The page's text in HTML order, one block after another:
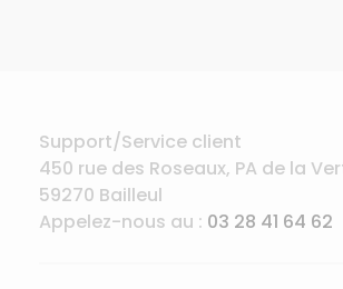
Support/Service client
450 rue des Roseaux, PA de la
59270 Bailleul
Appelez-nous au : 03 28 41 64 62